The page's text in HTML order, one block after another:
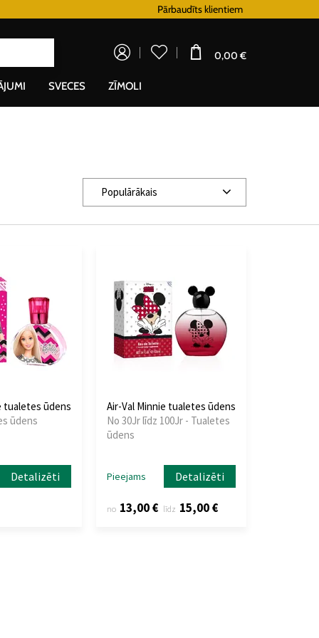
Pārbaudīts klientiem
0,00 €
SVECES ZĪMOLI
Populārākais
tualetes ūdens
ūdens
Detalizēti
Air-Val Minnie tualetes ūdens
No 30Jr līdz 100Jr - Tualetes
ūdens
Pieejams Detalizēti
no 13,00 € līdz 15,00 €